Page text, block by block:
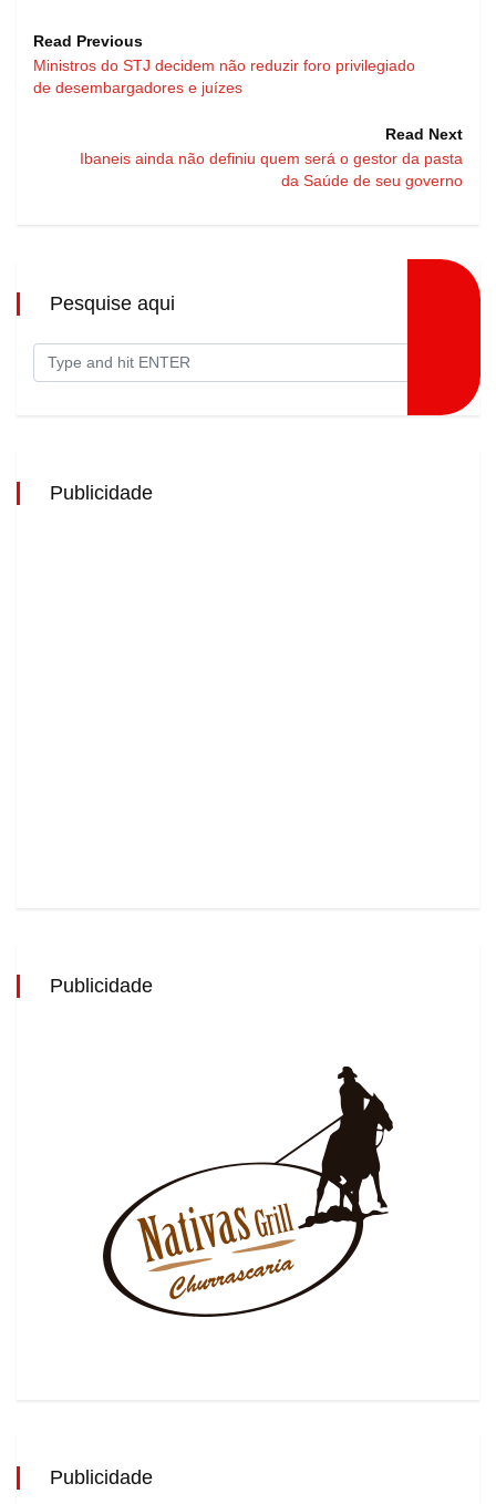
Read Previous
Ministros do STJ decidem não reduzir foro privilegiado
de desembargadores e juízes
Read Next
Ibaneis ainda não definiu quem será o gestor da pasta
da Saúde de seu governo
Pesquise aqui
Publicidade
Publicidade
Publicidade